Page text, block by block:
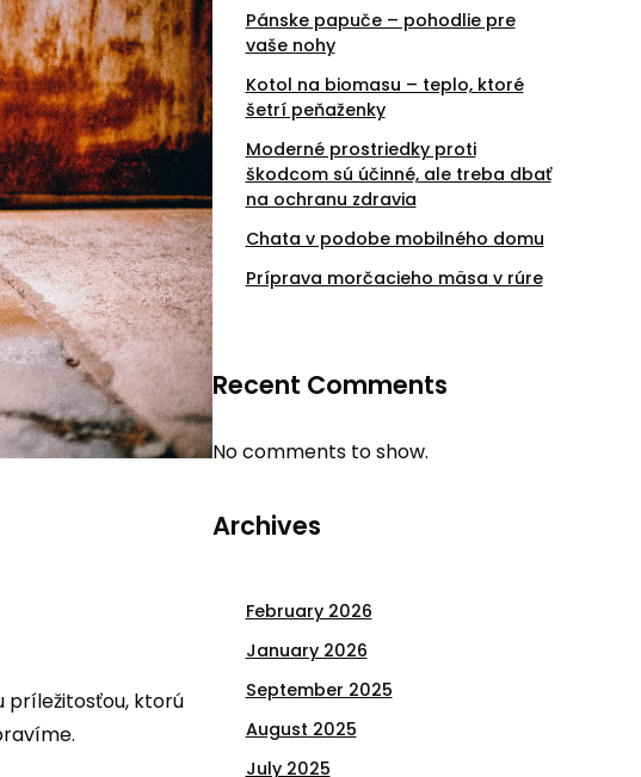
príležitosťou, ktorú
Pánske papuče – pohodlie pre
vaše nohy
Kotol na biomasu – teplo, ktoré
šetrí peňaženky
Moderné prostriedky proti
škodcom sú účinné, ale treba dbať
na ochranu zdravia
Chata v podobe mobilného domu
Príprava morčacieho mäsa v rúre
Recent Comments
No comments to show.
Archives
February 2026
January 2026
September 2025
August 2025
July 2025